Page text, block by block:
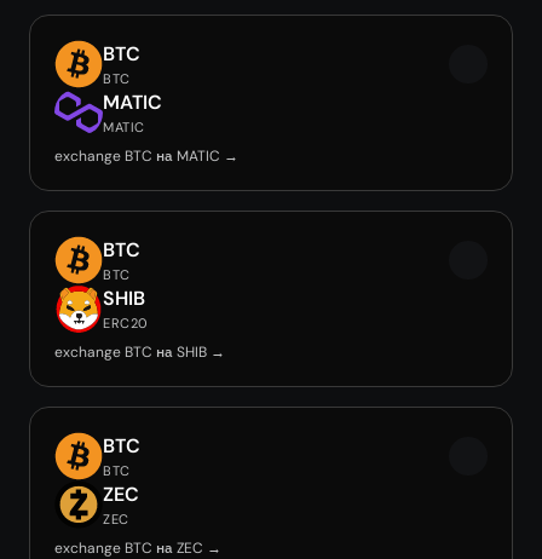
BTC
BTC
MATIC
MATIC
exchange BTC на MATIC →
BTC
BTC
SHIB
ERC20
exchange BTC на SHIB →
BTC
BTC
ZEC
ZEC
exchange BTC на ZEC →